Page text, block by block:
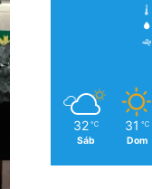
32 ℃
Sáb
31 ℃
Dom